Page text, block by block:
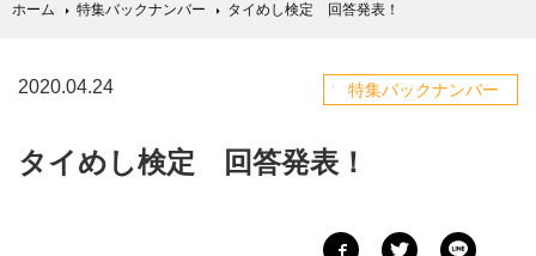
ホーム 特集バックナンバー タイめし検定 回答発表！
2020.04.24 特集バックナンバー
タイめし検定 回答発表！